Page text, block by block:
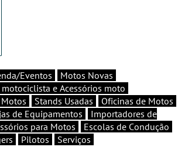
Eventos
Motos Novas
e Acessórios moto
Stands Usadas
Oficinas de Motos
de Equipamentos
Importadores de
para Motos
Escolas de Condução
Pilotos Serviços